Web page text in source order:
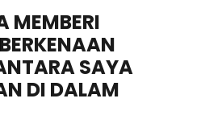
MEMBERI
SAYA
DI DALAM